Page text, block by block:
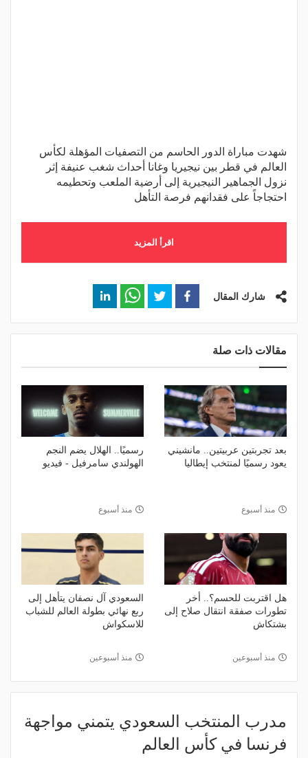
شهدت مباراة الدور الحاسم من التصفيات المؤهلة لكأس
العالم في قطر بين نيجيريا وغانا أحداث شغب عنيفة إثر
نزول الجماهير النيجيرية إلى أرضية الملعب وتحطيمه
احتجاجاً على فقدانهم فرصة التأهل
اقرأ المزيد
شارك المقال
مقالات ذات صلة
بعد تجربتين عربيتين.. مانشيني
يعود رسميًا لمنتخب إيطاليا
منذ أسبوع
رسميًا.. الهلال يضم النجم
الهولندي سامرفيل - فيديو
منذ أسبوع
هل اقتربت للحسم؟.. أخر
تطورات صفقة انتقال صلاح إلى
بشتكاش
منذ أسبوعين
السعودي آل نصفان يتأهل إلى
ربع نهائي بطولة العالم للشباب
للاسكواش
منذ أسبوعين
مدرب المنتخب السعودي يتمني مواجهة
فرنسا في كأس العالم